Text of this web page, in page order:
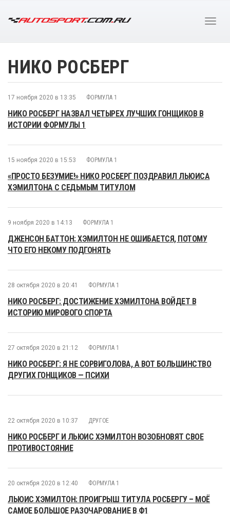
НИКО РОСБЕРГ
17 ноября 2020 в 13:35 ФОРМУЛА 1
НИКО РОСБЕРГ НАЗВАЛ ЧЕТЫРЕХ ЛУЧШИХ ГОНЩИКОВ В
ИСТОРИИ ФОРМУЛЫ 1
15 ноября 2020 в 15:53 ФОРМУЛА 1
«ПРОСТО БЕЗУМИЕ!» НИКО РОСБЕРГ ПОЗДРАВИЛ ЛЬЮИСА
ХЭМИЛТОНА С СЕДЬМЫМ ТИТУЛОМ
9 ноября 2020 в 14:13 ФОРМУЛА 1
ДЖЕНСОН БАТТОН: ХЭМИЛТОН НЕ ОШИБАЕТСЯ, ПОТОМУ
ЧТО ЕГО НЕКОМУ ПОДГОНЯТЬ
28 октября 2020 в 20:41 ФОРМУЛА 1
НИКО РОСБЕРГ: ДОСТИЖЕНИЕ ХЭМИЛТОНА ВОЙДЕТ В
ИСТОРИЮ МИРОВОГО СПОРТА
27 октября 2020 в 21:12 ФОРМУЛА 1
НИКО РОСБЕРГ: Я НЕ СОРВИГОЛОВА, А ВОТ БОЛЬШИНСТВО
ДРУГИХ ГОНЩИКОВ — ПСИХИ
22 октября 2020 в 10:37 ДРУГОЕ
НИКО РОСБЕРГ И ЛЬЮИС ХЭМИЛТОН ВОЗОБНОВЯТ СВОЕ
ПРОТИВОСТОЯНИЕ
20 октября 2020 в 12:40 ФОРМУЛА 1
ЛЬЮИС ХЭМИЛТОН: ПРОИГРЫШ ТИТУЛА РОСБЕРГУ – МОЁ
САМОЕ БОЛЬШОЕ РАЗОЧАРОВАНИЕ В Ф1